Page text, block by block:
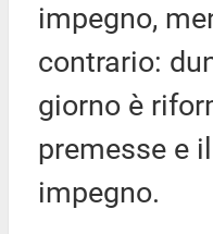
impegno,
contrario:
giorno è
premesse e
impegno.